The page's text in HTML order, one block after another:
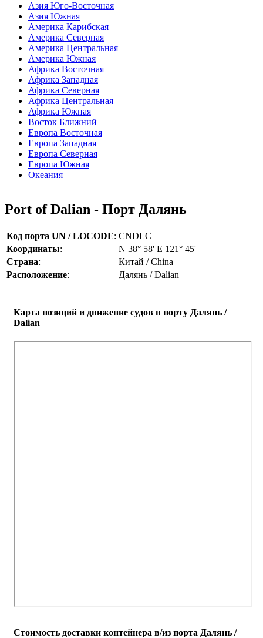
Азия Юго-Восточная
Азия Южная
Америка Карибская
Америка Северная
Америка Центральная
Америка Южная
Африка Восточная
Африка Западная
Африка Северная
Африка Центральная
Африка Южная
Восток Ближний
Европа Восточная
Европа Западная
Европа Северная
Европа Южная
Океания
Port of Dalian - Порт Далянь
Код порта UN / LOCODE: CNDLC
Координаты:
N 38° 58' E 121° 45'
Страна:
Китай / China
Расположение: Далянь / Dalian
Карта позиций и движение судов в порту Далянь /
Dalian
Стоимость доставки контейнера в/из порта Далянь /